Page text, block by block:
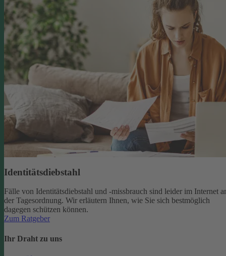
Identitätsdiebstahl
Fälle von Identitätsdiebstahl und -missbrauch sind leider im Internet
der Tagesordnung. Wir erläutern Ihnen, wie Sie sich bestmöglich
dagegen schützen können.
Zum Ratgeber
Ihr Draht zu uns